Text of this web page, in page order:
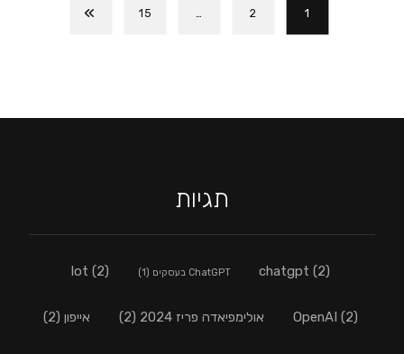
1
2
15
תגיות
chatgpt (2) ChatGPT בעסקים (1)
lot (2)
OpenAI (2) אולימפיאדה פריז 2024 (2) אייפון (2)